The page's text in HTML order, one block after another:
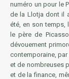
numéro un pour le
de la Llotja dont il
été, en son temps,
le père de
dévouement
contemporaine,
et de nombreuses
et de la finance,